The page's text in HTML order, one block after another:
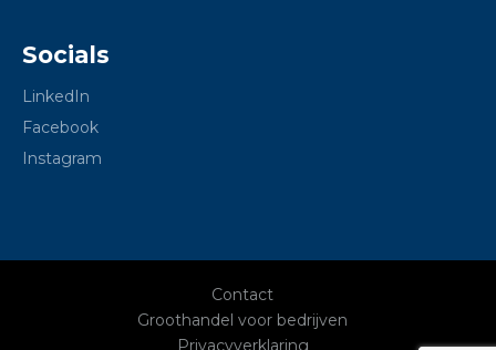
Socials
LinkedIn
Facebook
Instagram
Contact
Groothandel voor bedrijven
Privacyverklaring